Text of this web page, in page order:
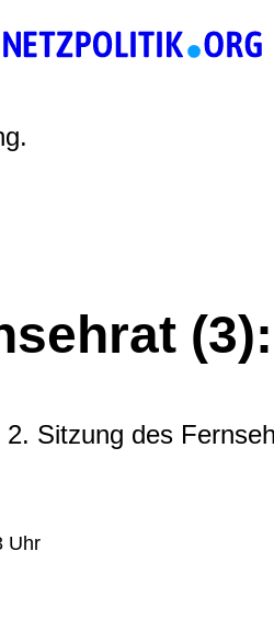
Sitzung des
Uhr